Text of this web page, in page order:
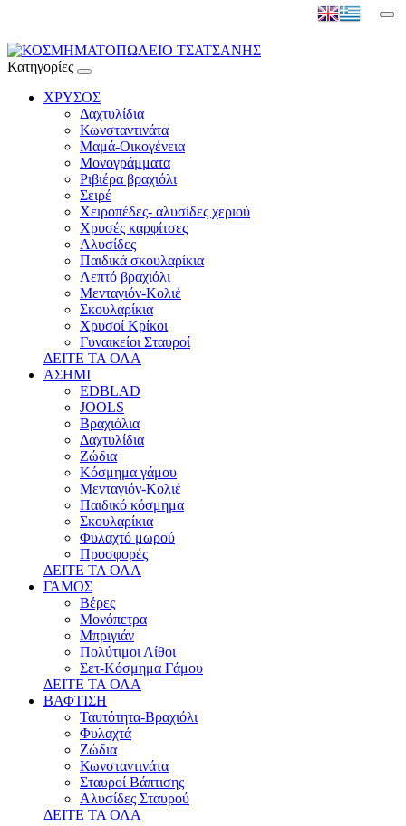
Κατηγορίες
ΧΡΥΣΟΣ
Δαχτυλίδια
Κωνσταντινάτα
Μαμά-Οικογένεια
Μονογράμματα
Ριβιέρα βραχιόλι
Σειρέ
Χειροπέδες- αλυσίδες χεριού
Χρυσές καρφίτσες
Αλυσίδες
Παιδικά σκουλαρίκια
Λεπτό βραχιόλι
Μενταγιόν-Κολιέ
Σκουλαρίκια
Χρυσοί Κρίκοι
Γυναικείοι Σταυροί
ΔΕΙΤΕ ΤΑ ΟΛΑ
ΑΣΗΜΙ
EDBLAD
JOOLS
Βραχιόλια
Δαχτυλίδια
Ζώδια
Κόσμημα γάμου
Μενταγιόν-Κολιέ
Παιδικό κόσμημα
Σκουλαρίκια
Φυλαχτό μωρού
Προσφορές
ΔΕΙΤΕ ΤΑ ΟΛΑ
ΓΑΜΟΣ
Βέρες
Μονόπετρα
Μπριγιάν
Πολύτιμοι Λίθοι
Σετ-Κόσμημα Γάμου
ΔΕΙΤΕ ΤΑ ΟΛΑ
ΒΑΦΤΙΣΗ
Ταυτότητα-Βραχιόλι
Φυλαχτά
Ζώδια
Κωνσταντινάτα
Σταυροί Βάπτισης
Αλυσίδες Σταυρού
ΔΕΙΤΕ ΤΑ ΟΛΑ